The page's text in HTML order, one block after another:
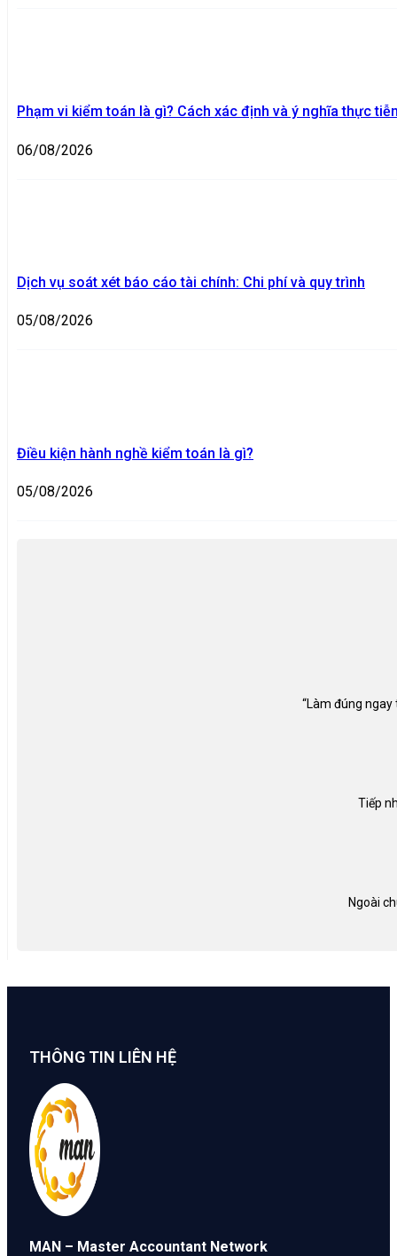
Phạm vi kiểm toán là gì? Cách xác định và ý nghĩa thực
06/08/2026
Dịch vụ soát xét báo cáo tài chính: Chi phí và quy trình
05/08/2026
Điều kiện hành nghề kiểm toán là gì?
05/08/2026
“Làm đúng
Tiếp
Ngoài
THÔNG TIN LIÊN HỆ
MAN – Master Accountant Network